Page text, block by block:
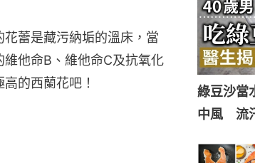
蕾是藏污納垢的溫床，當
他命B、維他命C及抗氧化
的西蘭花吧！
綠豆沙當
中風 流